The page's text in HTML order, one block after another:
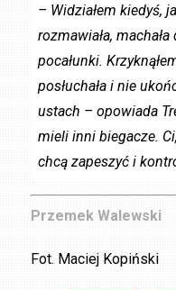
– Widziałem kiedyś,
rozmawiała, machała
pocałunki.
posłuchała i nie
ustach – opowiada
mieli inni biegacze.
chcą zapeszyć i
Przemek Walewski
Fot. Maciej Kopiński